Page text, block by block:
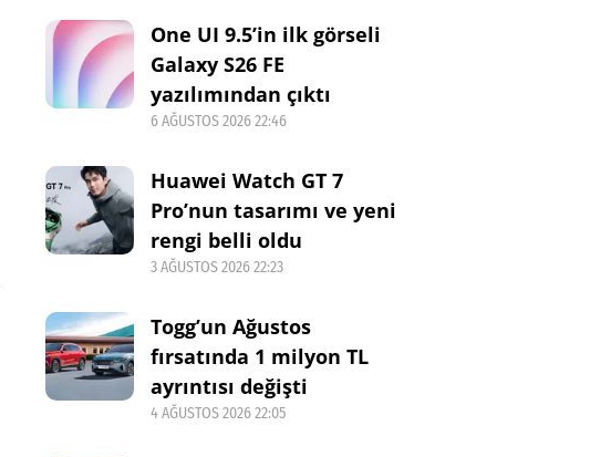
One UI 9.5’in ilk görseli
Galaxy S26 FE
yazılımından çıktı
6 AĞUSTOS 2026 22:46
Huawei Watch GT 7
Pro’nun tasarımı ve yeni
rengi belli oldu
3 AĞUSTOS 2026 22:23
Togg’un Ağustos
fırsatında 1 milyon TL
ayrıntısı değişti
4 AĞUSTOS 2026 22:05